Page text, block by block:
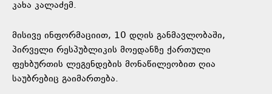
კახა კალაძემ.
მისივე ინფორმაციით, 10 დღის განმავლობაში,
პირველი რესპუბლიკის მოედანზე ქართული
ფეხბურთის ლეგენდების მონაწილეობით ღია
საუბრებიც გაიმართება.